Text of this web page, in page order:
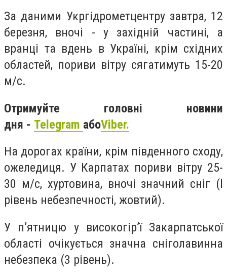
За даними Укргідрометцентру завтра, 12
березня, вночі - у західній частині, а
вранці та вдень в Україні, крім східних
областей, пориви вітру сягатимуть 15-20
м/с.
Отримуйте головні новини
дня - Telegram абоViber.
На дорогах країни, крім південного сходу,
ожеледиця. У Карпатах пориви вітру 25-
30 м/с, хуртовина, вночі значний сніг (I
рівень небезпечності, жовтий).
У п’ятницю у високогiр’ї Закарпатської
областi очiкується значна снiголавинна
небезпека (3 рiвень).